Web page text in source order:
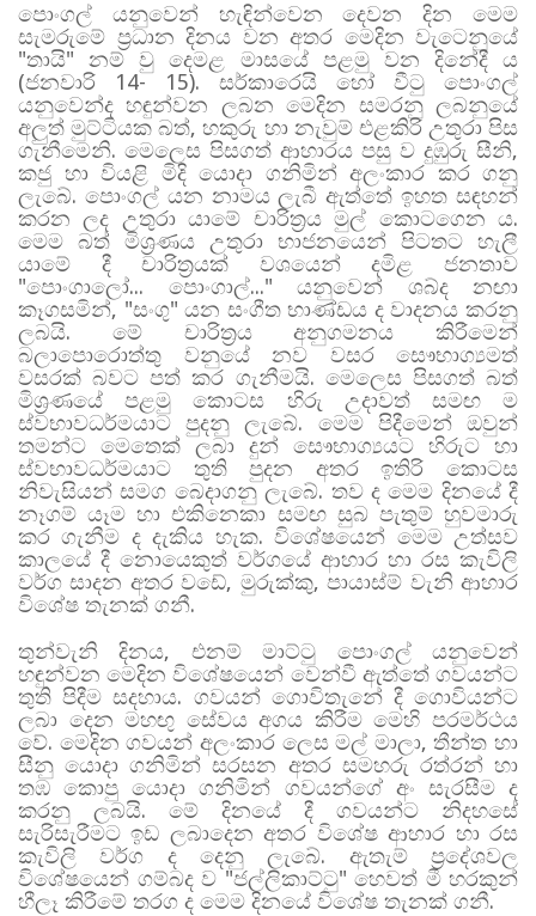
පොංගල් යනුවෙන් හැඳින්වෙන දෙවන දින මෙම
සැමරුමේ ප්‍රධාන දිනය වන අතර මෙදින වැටෙනුයේ
"තායි" නම් වු දෙමළ මාසයේ පළමු වන දිනේදී ය
(ජනවාරි 14- 15). සර්කාරෙයි හෝ වීටු පොංගල්
යනුවෙන්ද හඳුන්වන ලබන මෙදින සමරනු ලබනුයේ
අලුත් මුට්ටියක බත්, හකුරු හා නැවුම් එළකිරි උතුරා පිස
ගැනීමෙනි. මෙලෙස පිසගත් ආහාරය පසු ව දුඹුරු සීනි,
කජු හා වියළි මිදි යොදා ගනිමින් අලංකාර කර ගනු
ලැබේ. පොංගල් යන නාමය ලැබී ඇත්තේ ඉහත සඳහන්
කරන ලද උතුරා යාමේ චාරිත්‍රය මුල් කොටගෙන ය.
මෙම බත් මිශ්‍රණය උතුරා භාජනයෙන් පිටතට හැලී
යාමේ දී චාරිත්‍රයක් වශයෙන් දමිළ ජනතාව
"පොංගාලෝ... පොංගාල්..." යනුවෙන් ශබ්ද නඟා
කෑගසමින්, "සංගු" යන සංගීත භාණ්ඩය ද වාදනය කරනු
ලබයි. මේ චාරිත්‍රය අනුගමනය කිරීමෙන්
බලාපොරොත්තු වනුයේ නව වසර සෞභාග්‍යමත්
වසරක් බවට පත් කර ගැනීමයි. මෙලෙස පිසගත් බත්
මිශ්‍රණයේ පළමු කොටස හිරු උදාවත් සමඟ ම
ස්වභාවධර්මයාට පුදනු ලැබේ. මෙම පිදීමෙන් ඔවුන්
තමන්ට මෙතෙක් ලබා දුන් සෞභාග්‍යයට හිරුට හා
ස්වභාවධර්මයාට තුති පුදන අතර ඉතිරි කොටස
නිවැසියන් සමග බෙදාගනු ලැබේ. තව ද මෙම දිනයේ දී
නෑගම් යෑම හා එකිනෙකා සමඟ සුබ පැතුම් හුවමාරු
කර ගැනීම ද දැකිය හැක. විශේෂයෙන් මෙම උත්සව
කාලයේ දී නොයෙකුත් වර්ගයේ ආහාර හා රස කැවිලි
වර්ග සාදන අතර වඩේ, මුරුක්කු, පායාස්ම් වැනි ආහාර
විශේෂ තැනක් ගනී.
තුන්වැනි දිනය, එනම් මාට්ටු පොංගල් යනුවෙන්
හඳුන්වන මෙදින විශේෂයෙන් වෙන්වී ඇත්තේ ගවයන්ට
තුති පිදීම සදහාය. ගවයන් ගොවිතැනේ දී ගොවියන්ට
ලබා දෙන මහඟු සේවය අගය කිරීම මෙහි පරමර්ථය
වේ. මෙදින ගවයන් අලංකාර ලෙස මල් මාලා, තීන්ත හා
සීනු යොදා ගනිමින් සරසන අතර සමහරු රත්රන් හා
තඹ කොපු යොදා ගනිමින් ගවයන්ගේ අං සැරසීම ද
කරනු ලබයි. මේ දිනයේ දී ගවයන්ට නිදහසේ
සැරිසැරීමට ඉඩ ලබාදෙන අතර විශේෂ ආහාර හා රස
කැවිලි වර්ග ද දෙනු ලැබේ. ඇතැම් ප්‍රදේශවල
විශේෂයෙන් ගම්බද ව "ජල්ලිකාට්ටු" හෙවත් මී හරකුන්
හීලෑ කිරීමේ තරග ද මෙම දිනයේ විශේෂ තැනක් ගනී.